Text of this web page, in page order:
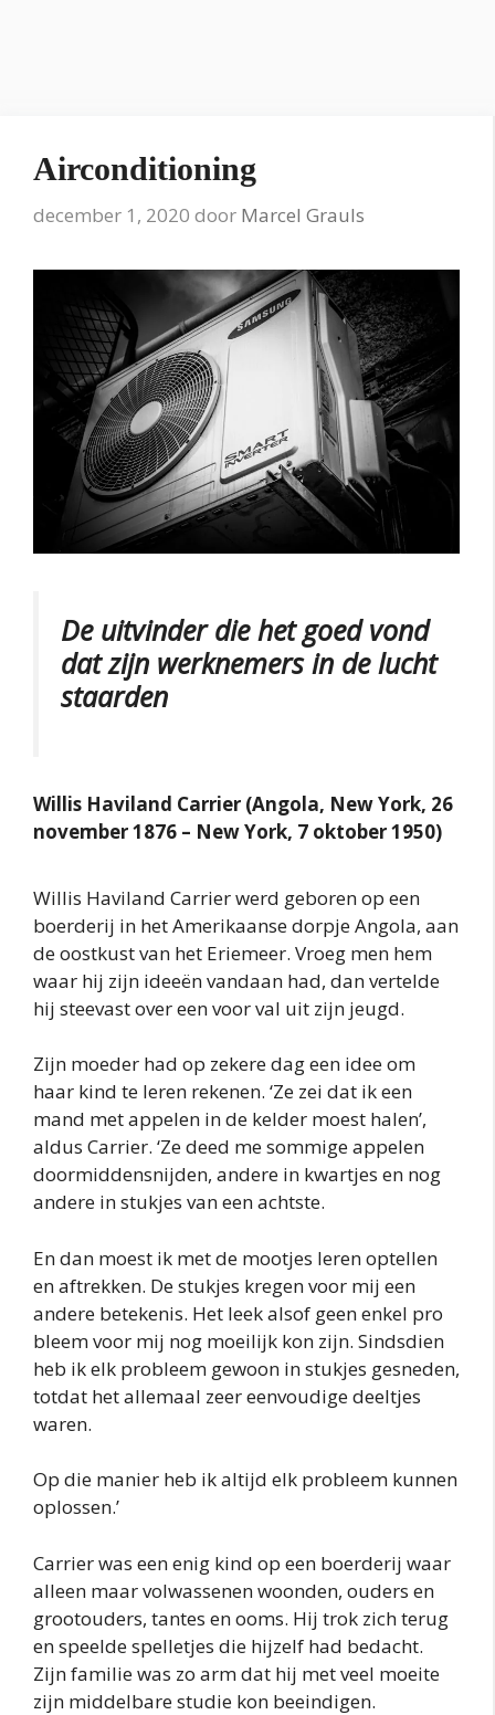
Airconditioning
december 1, 2020 door Marcel Grauls
De uitvinder die het goed vond
dat zijn werknemers in de lucht
staarden
Willis Haviland Carrier (Angola, New York, 26
november 1876 – New York, 7 oktober 1950)
Willis Haviland Carrier werd geboren op een
boerderij in het Amerikaanse dorpje Angola, aan
de oostkust van het Eriemeer. Vroeg men hem
waar hij zijn ideeën vandaan had, dan vertelde
hij steevast over een voor val uit zijn jeugd.
Zijn moeder had op zekere dag een idee om
haar kind te leren rekenen. ‘Ze zei dat ik een
mand met appelen in de kelder moest halen’,
aldus Carrier. ‘Ze deed me sommige appelen
doormiddensnijden, andere in kwartjes en nog
andere in stukjes van een achtste.
En dan moest ik met de mootjes leren optellen
en aftrekken. De stukjes kregen voor mij een
andere betekenis. Het leek alsof geen enkel pro
bleem voor mij nog moeilijk kon zijn. Sindsdien
heb ik elk probleem gewoon in stukjes gesneden,
totdat het allemaal zeer eenvoudige deeltjes
waren.
Op die manier heb ik altijd elk probleem kunnen
oplossen.’
Carrier was een enig kind op een boerderij waar
alleen maar volwassenen woonden, ouders en
grootouders, tantes en ooms. Hij trok zich terug
en speelde spelletjes die hijzelf had bedacht.
Zijn familie was zo arm dat hij met veel moeite
zijn middelbare studie kon beeindigen.